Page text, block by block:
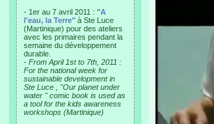
- 1er au 7 avril 2011 : "A
l'eau, la Terre" à Ste Luce
(Martinique) pour des ateliers
avec les primaires pendant la
semaine du développement
durable.
- From April 1st to 7th, 2011 :
For the national week for
sustainable development in
Ste Luce , "Our planet under
water " comic book is used as
a tool for the kids awareness
workshops (Martinique)